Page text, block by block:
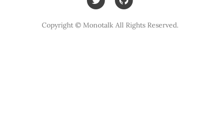
Copyright © Monotalk All Rights Reserved.